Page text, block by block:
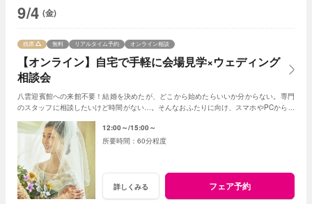
9/4 (金)
【オンライン】自宅で手軽に会場見学×ウェディング
相談会
残席 無料 リアルタイム予約 オンライン相談
八雲迎賓館への来館不要！結婚を決めたが、どこから始めたらいいか分からない。専門
のスタッフに相談したいけど時間がない…。そんなおふたりに向け、スマホやPCから手
12:00～ 15:00～
60分程度
詳しくみる フェア予約